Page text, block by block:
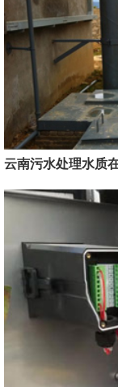
云南污水处理水质